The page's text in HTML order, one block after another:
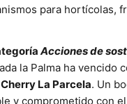
para hortícolas,
Acciones de
la Palma ha vencido
La Parcela. Un
y comprometido con